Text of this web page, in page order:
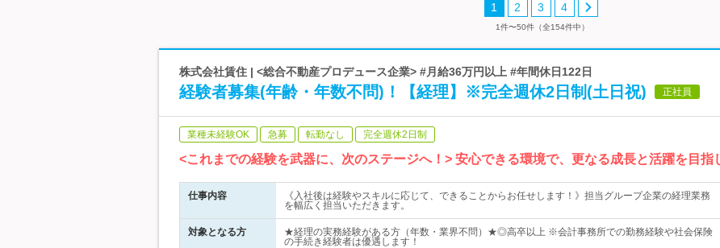
1 2 3 4
1件〜50件（全154件中）
株式会社賃住 | <総合不動産プロデュース企業> #月給36万円以上 #年間休日122日
経験者募集(年齢・年数不問)！【経理】※完全週休2日制(土日祝) 正社員
業種未経験OK 急募 転勤なし 完全週休2日制
<これまでの経験を武器に、次のステージへ！> 安心できる環境で、更なる成長と活躍を目指
仕事内容
《入社後は経験やスキルに応じて、できることからお任せします！》担当グループ企業の経理業務
を幅広く担当いただきます。
対象となる方
★経理の実務経験がある方（年数・業界不問）★◎高卒以上 ※会計事務所での勤務経験や社会保険
の手続き経験者は優遇します！